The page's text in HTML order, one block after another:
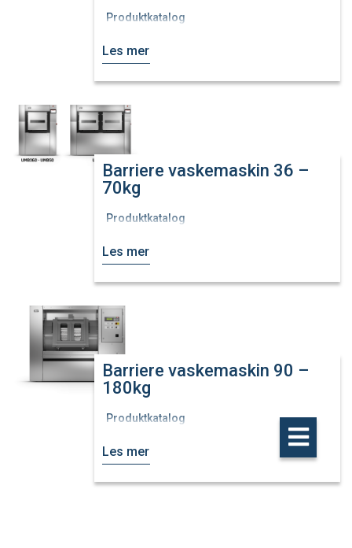
Produktkatalog
Les mer
Barriere vaskemaskin 36 –
70kg
Produktkatalog
Les mer
Barriere vaskemaskin 90 –
180kg
Produktkatalog
Les mer